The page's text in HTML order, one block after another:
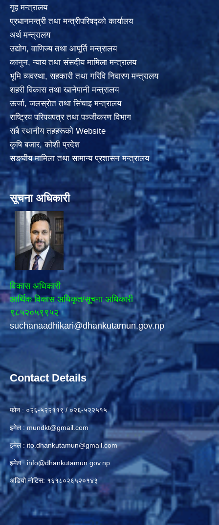
गृह मन्त्रालय
प्रधानमन्त्री तथा मन्त्रीपरिषद्को कार्यालय
अर्थ मन्त्रालय
उद्योग, वाणिज्य तथा आपूर्ति मन्त्रालय
कानुन, न्याय तथा संसदीय मामिला मन्त्रालय
भूमि व्यवस्था, सहकारी तथा गरिवि निवारण मन्त्रालय
शहरी विकास तथा खानेपानी मन्त्रालय
ऊर्जा, जलस्रोत तथा सिंचाइ मन्त्रालय
राष्ट्रिय परिपयपत्र तथा पञ्जीकरण विभाग
सबै स्थानीय तहहरूको Website
कृषि बजार, कोशी प्रदेश
सङघीय मामिला तथा सामान्य प्रशासन मन्त्रालय
सूचना अधिकारी
विकास अधिकारी
आर्थिक विकास अधिकृत/सूचना अधिकारी
९८५२०५९९५२
suchanaadhikari@dhankutamun.gov.np
Contact Details
फोन : ०२६-५२२११९ / ०२६-५२२५१५
इमेल : mundkt@gmail.com
इमेल : ito.dhankutamun@gmail.com
इमेल : info@dhankutamun.gov.np
अडियो नोटिस: १६१८०२६५२०१४३